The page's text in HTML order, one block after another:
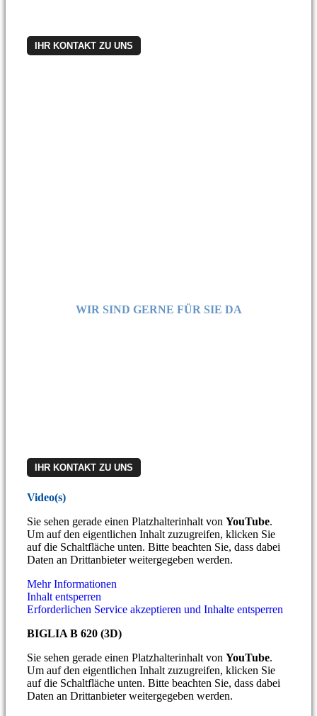
IHR KONTAKT ZU UNS
WIR SIND GERNE FÜR SIE DA
IHR KONTAKT ZU UNS
Video(s)
Sie sehen gerade einen Platzhalterinhalt von YouTube.
Um auf den eigentlichen Inhalt zuzugreifen, klicken Sie
auf die Schaltfläche unten. Bitte beachten Sie, dass dabei
Daten an Drittanbieter weitergegeben werden.
Mehr Informationen
Inhalt entsperren
Erforderlichen Service akzeptieren und Inhalte entsperren
BIGLIA B 620 (3D)
Sie sehen gerade einen Platzhalterinhalt von YouTube.
Um auf den eigentlichen Inhalt zuzugreifen, klicken Sie
auf die Schaltfläche unten. Bitte beachten Sie, dass dabei
Daten an Drittanbieter weitergegeben werden.